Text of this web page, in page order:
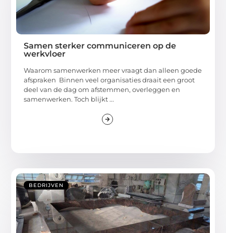
Samen sterker communiceren op de
werkvloer
Waarom samenwerken meer vraagt dan alleen goede
afspraken Binnen veel organisaties draait een groot
deel van de dag om afstemmen, overleggen en
samenwerken. Toch blijkt ...
BEDRIJVEN